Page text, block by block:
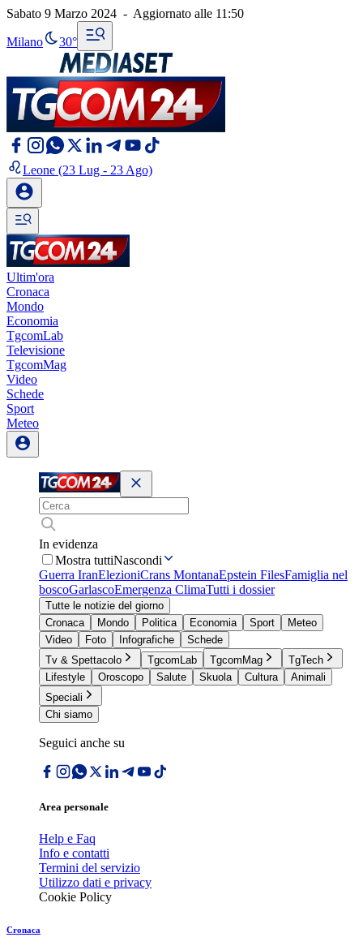
Sabato 9 Marzo 2024 - Aggiornato alle 11:50
Milano 30°
Leone (23 Lug - 23 Ago)
Ultim'ora
Cronaca
Mondo
Economia
TgcomLab
Televisione
TgcomMag
Video
Schede
Sport
Meteo
In evidenza
Mostra tuttiNascondi
Guerra IranElezioniCrans MontanaEpstein FilesFamiglia nel
boscoGarlascoEmergenza ClimaTutti i dossier
Tutte le notizie del giorno
Cronaca
Mondo Politica Economia Sport
Meteo
Video
Foto Infografiche
Schede
Tv & Spettacolo
TgcomLab TgcomMag
TgTech
Lifestyle
Oroscopo Salute Skuola Cultura
Animali
Speciali
Chi siamo
Seguici anche su
Area personale
Help e Faq
Info e contatti
Termini del servizio
Utilizzo dati e privacy
Cookie Policy
Cronaca